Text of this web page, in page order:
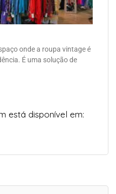
onde a roupa vintage é
É uma solução de
está disponível em: